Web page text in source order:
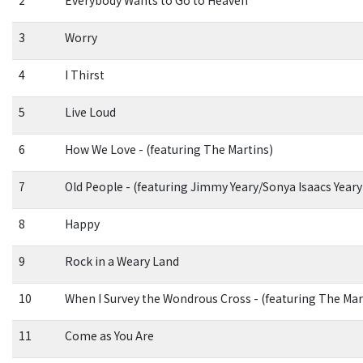
3 Worry
4 I Thirst
5 Live Loud
6 How We Love - (featuring The Martins)
7 Old People - (featuring Jimmy Yeary/Sonya Isaacs
8 Happy
9 Rock in a Weary Land
10 When I Survey the Wondrous Cross - (featuring The
11 Come as You Are